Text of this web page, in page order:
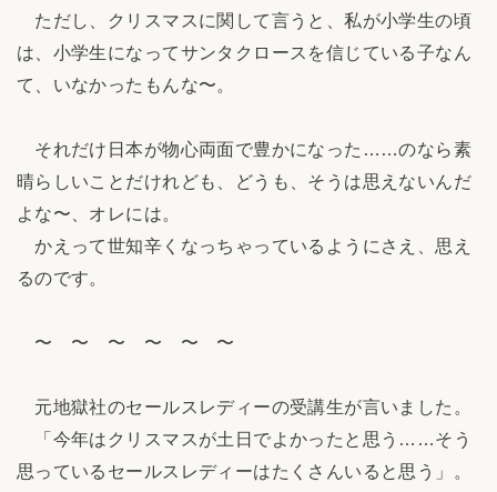
ただし、クリスマスに関して言うと、私が小学生の頃
は、小学生になってサンタクロースを信じている子なん
て、いなかったもんな〜。
それだけ日本が物心両面で豊かになった……のなら素
晴らしいことだけれども、どうも、そうは思えないんだ
よな〜、オレには。
かえって世知辛くなっちゃっているようにさえ、思え
るのです。
〜 〜 〜 〜 〜 〜
元地獄社のセールスレディーの受講生が言いました。
「今年はクリスマスが土日でよかったと思う……そう
思っているセールスレディーはたくさんいると思う」。